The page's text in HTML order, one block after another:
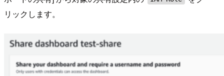
リックします。